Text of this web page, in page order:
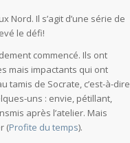
Nord. Il s’agit d’une série de
le défi!
commencé. Ils ont
mais impactants qui ont
tamis de Socrate, c’est-à-dire
uns : envie, pétillant,
après l’atelier. Mais
(Profite du temps).